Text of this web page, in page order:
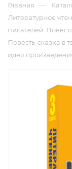
Главная —
Литературное
писателей.
Повесть-сказка в
идея